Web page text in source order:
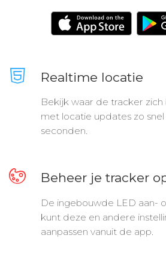
Realtime locatie
Bekijk waar de tracker zich
met locatie updates zo snel
seconden.
Beheer je tracker
De ingebouwde LED aan-
kunt deze en andere
aanpassen vanuit de app.